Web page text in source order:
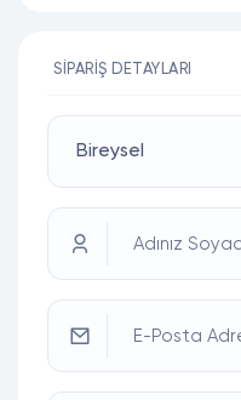
SIPARIŞ DETAYLARI
Adınız
E-Posta